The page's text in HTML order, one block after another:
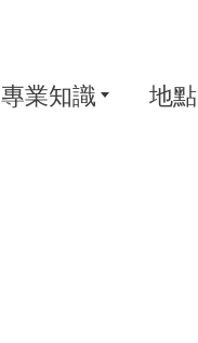
專業知識 地點